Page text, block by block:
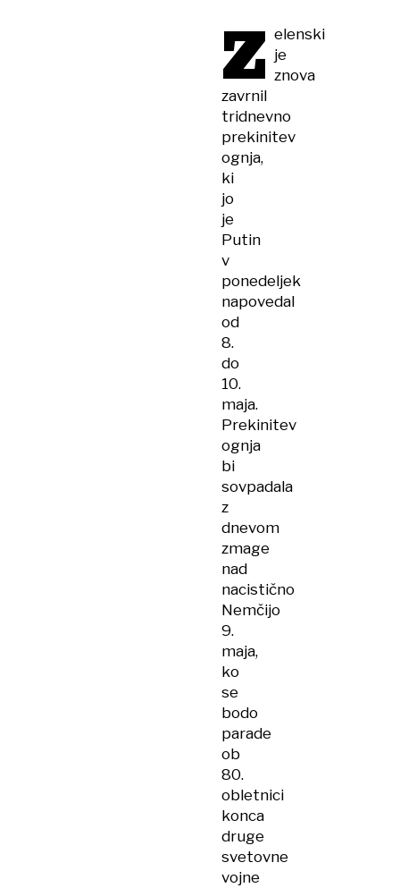
Z elenski
je
znova
zavrnil
tridnevno
prekinitev
ognja,
ki
jo
je
Putin
v
ponedeljek
napovedal
od
8.
do
10.
maja.
Prekinitev
ognja
bi
sovpadala
z
dnevom
zmage
nad
nacistično
Nemčijo
9.
maja,
ko
se
bodo
parade
ob
80.
obletnici
konca
druge
svetovne
vojne